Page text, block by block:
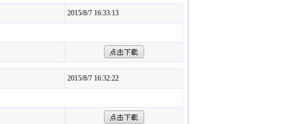
2015/8/7 16:33:13
2015/8/7 16:32:22